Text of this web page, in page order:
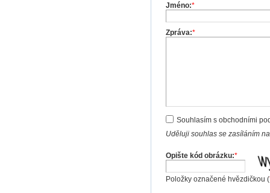
Jméno:*
Zpráva:*
Souhlasím s obchodními
Uděluji souhlas se zasíláním
Opište kód obrázku:*
Položky označené hvězdičkou (